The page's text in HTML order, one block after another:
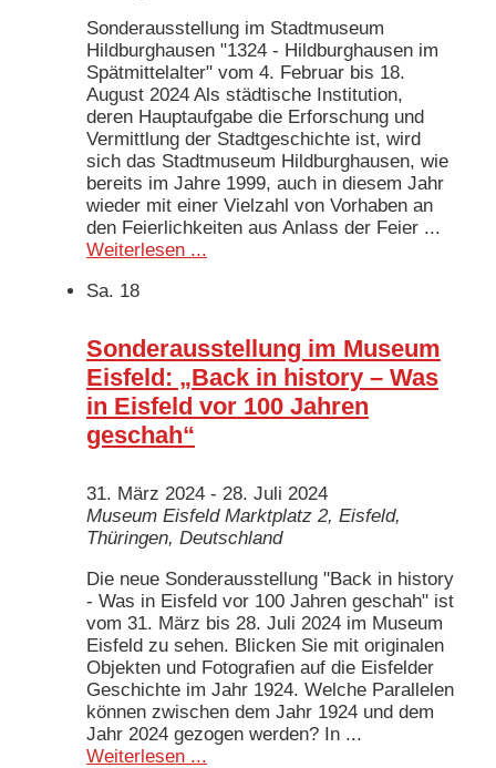
Sonderausstellung im Stadtmuseum
Hildburghausen "1324 - Hildburghausen im
Spätmittelalter" vom 4. Februar bis 18.
August 2024 Als städtische Institution,
deren Hauptaufgabe die Erforschung und
Vermittlung der Stadtgeschichte ist, wird
sich das Stadtmuseum Hildburghausen, wie
bereits im Jahre 1999, auch in diesem Jahr
wieder mit einer Vielzahl von Vorhaben an
den Feierlichkeiten aus Anlass der Feier ...
Weiterlesen ...
Sa. 18
Sonderausstellung im Museum
Eisfeld: „Back in history – Was
in Eisfeld vor 100 Jahren
geschah“
31. März 2024 - 28. Juli 2024
Museum Eisfeld Marktplatz 2, Eisfeld,
Thüringen, Deutschland
Die neue Sonderausstellung "Back in history
- Was in Eisfeld vor 100 Jahren geschah" ist
vom 31. März bis 28. Juli 2024 im Museum
Eisfeld zu sehen. Blicken Sie mit originalen
Objekten und Fotografien auf die Eisfelder
Geschichte im Jahr 1924. Welche Parallelen
können zwischen dem Jahr 1924 und dem
Jahr 2024 gezogen werden? In ...
Weiterlesen ...